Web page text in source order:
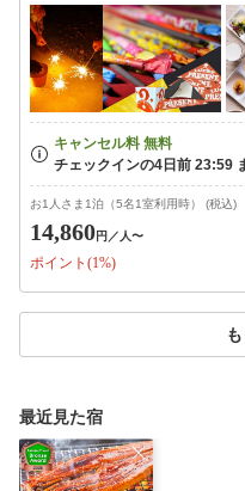
お1人さま1泊（5名1室利用時） (税込)
14,860円 ／人〜
ポイント(1%)
最近見た宿